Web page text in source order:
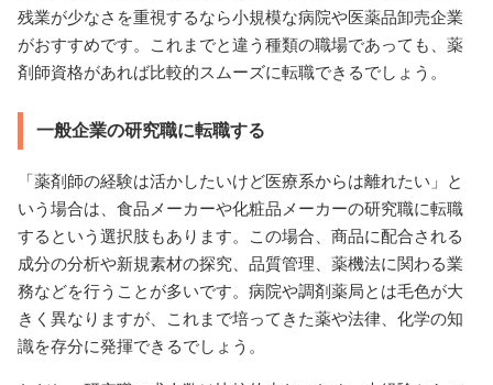
残業が少なさを重視するなら小規模な病院や医薬品卸売企業
がおすすめです。これまでと違う種類の職場であっても、薬
剤師資格があれば比較的スムーズに転職できるでしょう。
一般企業の研究職に転職する
「薬剤師の経験は活かしたいけど医療系からは離れたい」と
いう場合は、食品メーカーや化粧品メーカーの研究職に転職
するという選択肢もあります。この場合、商品に配合される
成分の分析や新規素材の探究、品質管理、薬機法に関わる業
務などを行うことが多いです。病院や調剤薬局とは毛色が大
きく異なりますが、これまで培ってきた薬や法律、化学の知
識を存分に発揮できるでしょう。